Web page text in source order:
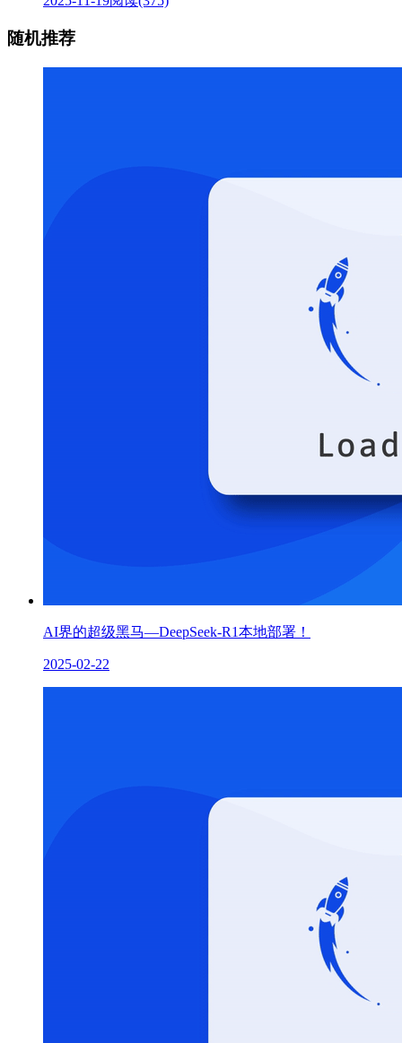
随机推荐
AI界的超级黑马—DeepSeek-R1本地部署！
2025-02-22